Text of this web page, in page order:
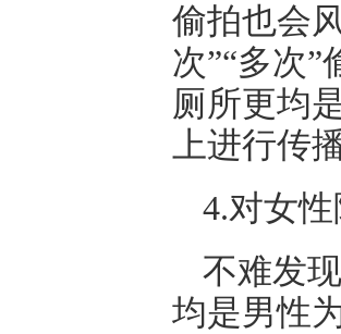
偷拍也会
次”“多次
厕所更均
上进行传
4.对女
不难发
均是男性